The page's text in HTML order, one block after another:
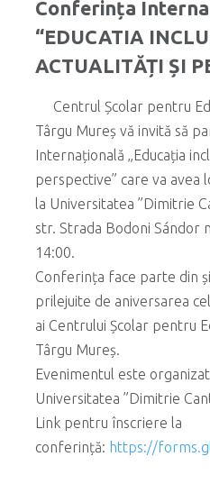
Conferința
“EDUCATIA
ACTUALITĂȚI ȘI
Centrul Școlar pentru
Târgu Mureș vă invită să
Internațională „Educația
perspective” care va avea
la Universitatea ”Dimitrie
str. Strada Bodoni Sándor
14:00.
Conferința face parte din
prilejuite de aniversarea
ai Centrului Școlar pentru
Târgu Mureș.
Evenimentul este
Universitatea ”Dimitrie
Link pentru înscriere la
conferință: https://